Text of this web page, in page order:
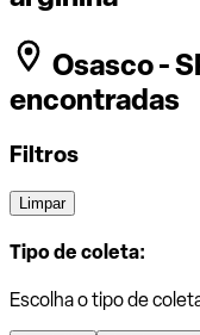
Osasco -
encontradas
Filtros
Limpar
Tipo de coleta:
Escolha o tipo de